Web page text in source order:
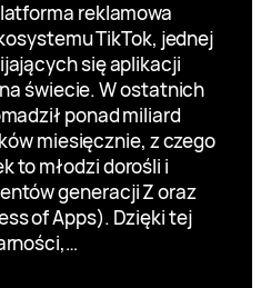
reklamowa
TikTok, jednej
się aplikacji
świecie. W ostatnich
ponad miliard
miesięcznie, z czego
to młodzi dorośli i
generacji Z oraz
of Apps). Dzięki tej